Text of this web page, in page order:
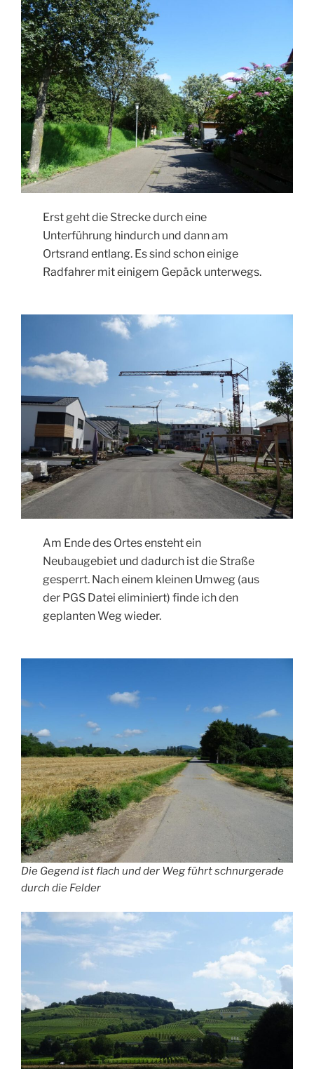
Erst geht die Strecke durch eine
Unterführung hindurch und dann am
Ortsrand entlang. Es sind schon einige
Radfahrer mit einigem Gepäck unterwegs.
Am Ende des Ortes ensteht ein
Neubaugebiet und dadurch ist die Straße
gesperrt. Nach einem kleinen Umweg (aus
der PGS Datei eliminiert) finde ich den
geplanten Weg wieder.
Die Gegend ist flach und der Weg führt schnurgerade
durch die Felder